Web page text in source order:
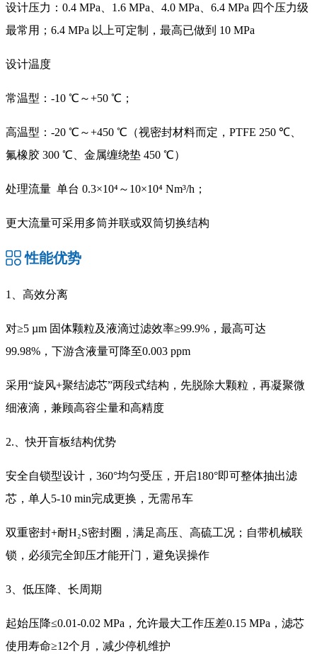
设计压力：0.4 MPa、1.6 MPa、4.0 MPa、6.4 MPa 四个压力级
最常用；6.4 MPa 以上可定制，最高已做到 10 MPa
设计温度
常温型：-10 ℃～+50 ℃；
高温型：-20 ℃～+450 ℃（视密封材料而定，PTFE 250 ℃、
氟橡胶 300 ℃、金属缠绕垫 450 ℃）
处理流量 单台 0.3×10⁴～10×10⁴ Nm³/h；
更大流量可采用多筒并联或双筒切换结构
性能优势
1、高效分离
对≥5 µm 固体颗粒及液滴过滤效率≥99.9%，最高可达
99.98%，下游含液量可降至0.003 ppm
采用“旋风+聚结滤芯”两段式结构，先脱除大颗粒，再凝聚微
细液滴，兼顾高容尘量和高精度
2.、快开盲板结构优势
安全自锁型设计，360°均匀受压，开启180°即可整体抽出滤
芯，单人5-10 min完成更换，无需吊车
双重密封+耐H₂S密封圈，满足高压、高硫工况；自带机械联
锁，必须完全卸压才能开门，避免误操作
3、低压降、长周期
起始压降≤0.01-0.02 MPa，允许最大工作压差0.15 MPa，滤芯
使用寿命≥12个月，减少停机维护